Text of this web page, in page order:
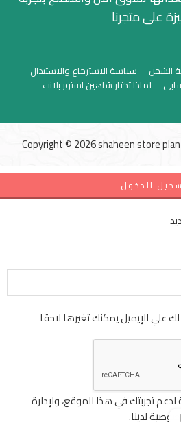
على متجرنا
الشحن
سياسة الاسترجاع والاستبدال
لماذا تختار شاهين استور بلانت
Copyright © 2026 shaheen store
الدخول
علي الإيميل يمكنك تغيرها لاحقا
تجربتك في هذا الموقع، ولإدارة
لدينا.